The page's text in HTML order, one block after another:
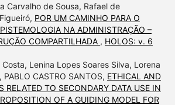
Carvalho de Sousa, Rafael de
POR UM CAMINHO PARA O
NA ADMINISTRAÇÃO –
COMPARTILHADA , HOLOS: v. 6
Lenina Lopes Soares Silva, Lorena
CASTRO SANTOS, ETHICAL AND
RELATED TO SECONDARY DATA USE IN
OF A GUIDING MODEL FOR